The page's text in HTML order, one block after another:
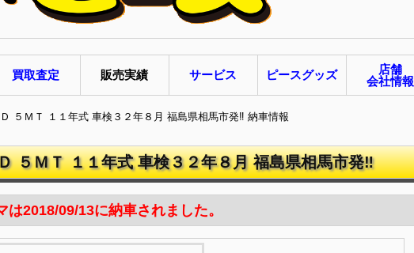
買取査定 販売実績 サービス ピースグッズ
店舗
会社情報
５ＭＴ １１年式 車検３２年８月 福島県相馬市発‼ 納車情報
５ＭＴ １１年式 車検３２年８月 福島県相馬市発‼
は2018/09/13に納車されました。